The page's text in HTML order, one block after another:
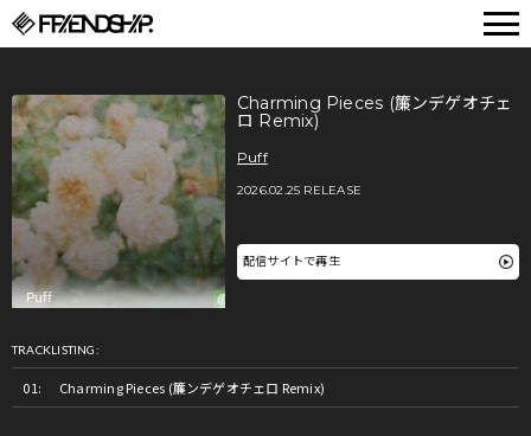
Charming Pieces (簾ンデゲオチェ
ロ Remix)
Puff
2026.02.25 RELEASE
配信サイトで再生
TRACKLISTING:
Charming Pieces (簾ンデゲオチェロ Remix)